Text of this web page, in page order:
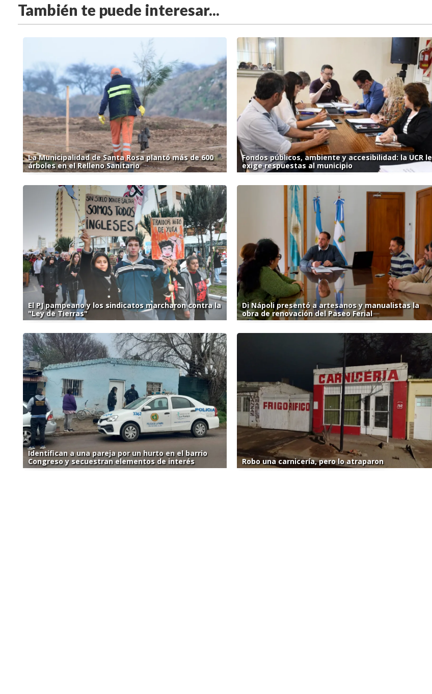
También te puede interesar...
La Municipalidad de Santa Rosa plantó más de 600
árboles en el Relleno Sanitario
Fondos públicos, ambiente y accesibilidad: la UCR le
exige respuestas al municipio
El PJ pampeano y los sindicatos marcharon contra la
"Ley de Tierras"
Di Nápoli presentó a artesanos y manualistas la
obra de renovación del Paseo Ferial
Identifican a una pareja por un hurto en el barrio
Congreso y secuestran elementos de interés
Robo una carnicería, pero lo atraparon